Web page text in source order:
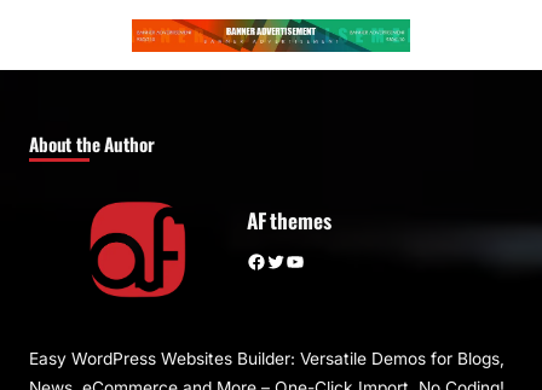
About the Author
AF themes
Facebook Twitter YouTube
Easy WordPress Websites Builder: Versatile Demos for Blogs,